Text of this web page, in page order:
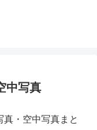
中写真
・空中写真まと